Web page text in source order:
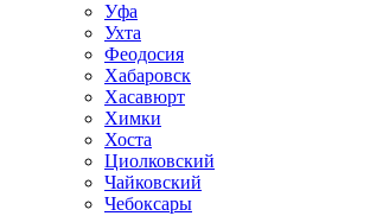
Уфа
Ухта
Феодосия
Хабаровск
Хасавюрт
Химки
Хоста
Циолковский
Чайковский
Чебоксары